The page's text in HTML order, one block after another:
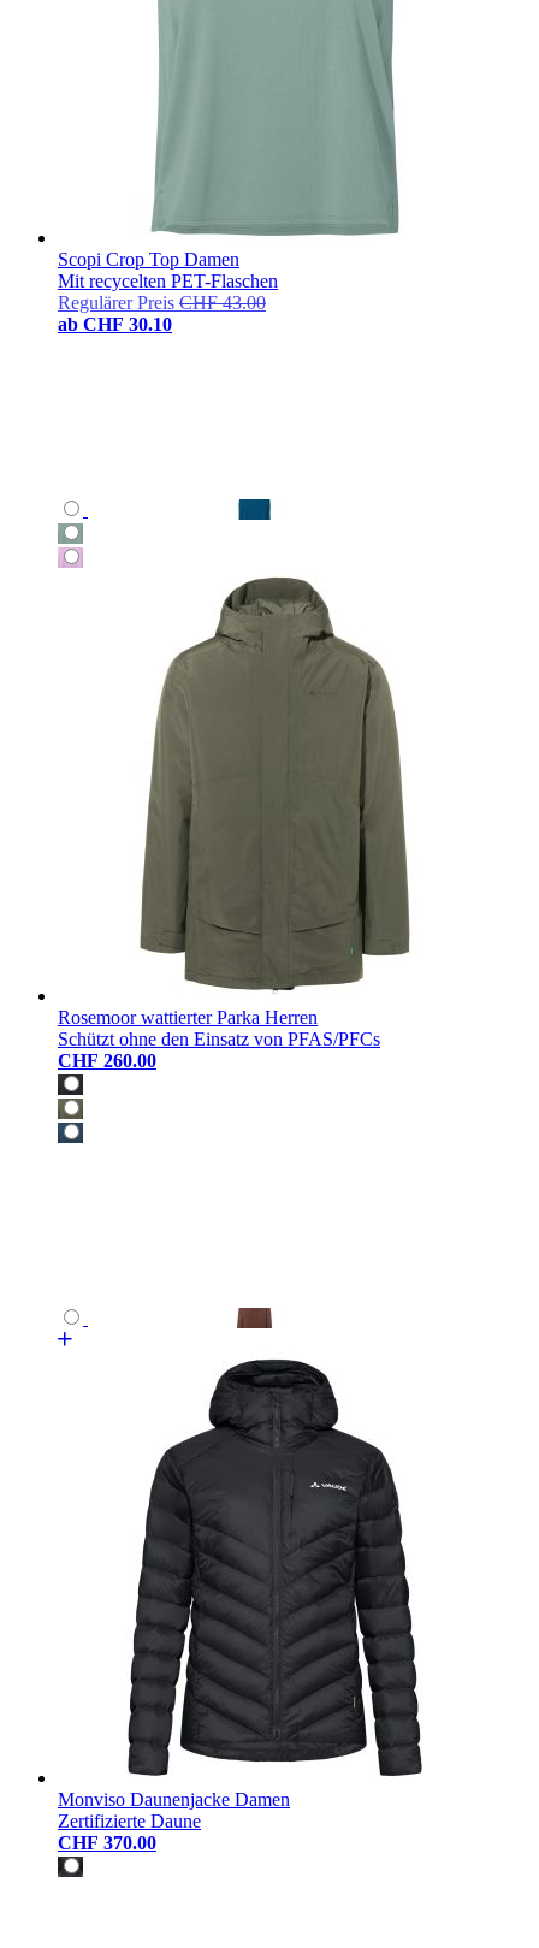
Scopi Crop Top Damen
Mit recycelten PET-Flaschen
Regulärer Preis CHF 43.00
ab CHF 30.10
Rosemoor wattierter Parka Herren
Schützt ohne den Einsatz von PFAS/PFCs
CHF 260.00
Monviso Daunenjacke Damen
Zertifizierte Daune
CHF 370.00